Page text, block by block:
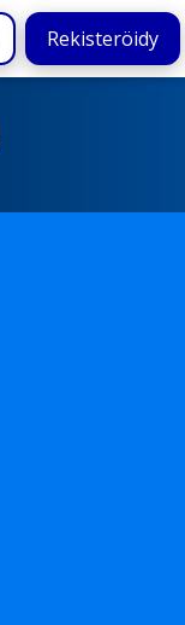
Rekisteröidy